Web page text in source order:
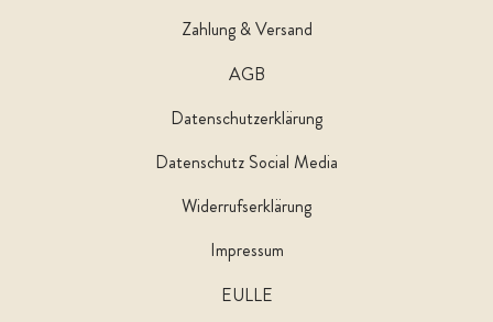
Zahlung & Versand
AGB
Datenschutzerklärung
Datenschutz Social Media
Widerrufserklärung
Impressum
EULLE